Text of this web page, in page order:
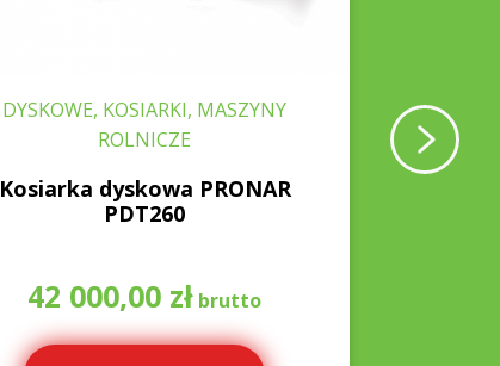
DYSKOWE, KOSIARKI, MASZYNY
ROLNICZE
Kosiarka dyskowa PRONAR
PDT260
42 000,00 zł